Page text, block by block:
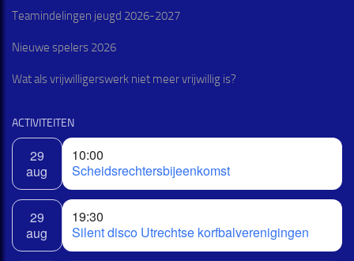
Teamindelingen jeugd 2026-2027
Nieuwe spelers 2026
Wat als vrijwilligerswerk niet meer vrijwillig is?
ACTIVITEITEN
29
aug
10:00
Scheidsrechtersbijeenkomst
29
aug
19:30
Silent disco Utrechtse korfbalverenigingen